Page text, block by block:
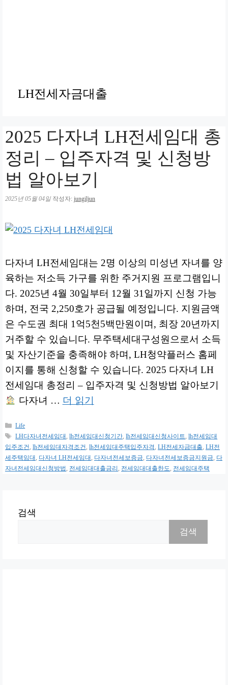
LH전세자금대출
2025 다자녀 LH전세임대 총
정리 – 입주자격 및 신청방
법 알아보기
2025년 05월 04일 작성자: jungiljun
다자녀 LH전세임대는 2명 이상의 미성년 자녀를 양
육하는 저소득 가구를 위한 주거지원 프로그램입니
다. 2025년 4월 30일부터 12월 31일까지 신청 가능
하며, 전국 2,250호가 공급될 예정입니다. 지원금액
은 수도권 최대 1억5천5백만원이며, 최장 20년까지
거주할 수 있습니다. 무주택세대구성원으로서 소득
및 자산기준을 충족해야 하며, LH청약플러스 홈페
이지를 통해 신청할 수 있습니다. 2025 다자녀 LH
전세임대 총정리 – 입주자격 및 신청방법 알아보기
다자녀 … 더 읽기
카
테
고
리
Life
태
그
LH다자녀전세임대,lh전세임대신청기간,lh전세임대신청사이트,lh전세임대
입주조건, lh전세임대자격조건, lh전세임대주택입주자격, LH전세자금대출, LH전
세주택임대, 다자녀 LH전세임대, 다자녀전세보증금, 다자녀전세보증금지원금, 다
자녀전세임대신청방법, 전세임대대출금리 , 전세임대대출한도, 전세임대주택
검색
검색